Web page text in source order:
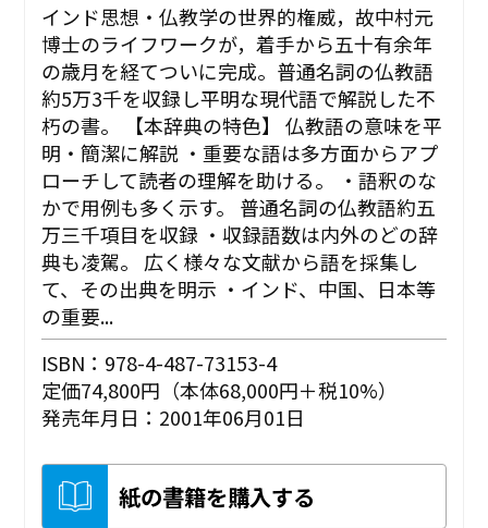
インド思想・仏教学の世界的権威，故中村元
博士のライフワークが，着手から五十有余年
の歳月を経てついに完成。普通名詞の仏教語
約5万3千を収録し平明な現代語で解説した不
朽の書。 【本辞典の特色】 仏教語の意味を平
明・簡潔に解説 ・重要な語は多方面からアプ
ローチして読者の理解を助ける。 ・語釈のな
かで用例も多く示す。 普通名詞の仏教語約五
万三千項目を収録 ・収録語数は内外のどの辞
典も凌駕。 広く様々な文献から語を採集し
て、その出典を明示 ・インド、中国、日本等
の重要...
ISBN：978-4-487-73153-4
定価74,800円（本体68,000円＋税10%）
発売年月日：2001年06月01日
紙の書籍を購入する